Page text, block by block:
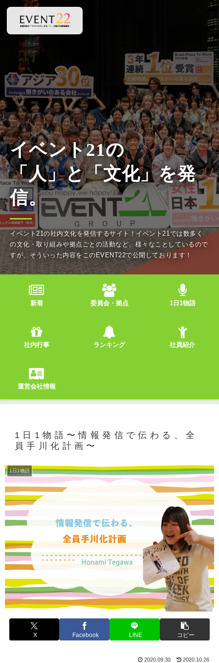
イベント21の社内文化を発信するサイト！イベント21では数多く
の文化・取り組みや拠点ごとの活動など、様々なことしているので
すが、そういった内容をこのEVENT22で公開しております！
新着 委員会・拠点 1日1物語
社内行事 ランキング 社員紹介
運営会社情報
1日1物語〜情報発信で伝わる、全
員手川化計画〜
1日1物語
X Facebook LINE コピー
2020.09.30 2020.10.26